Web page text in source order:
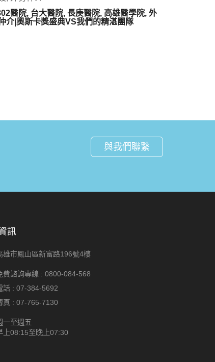
醫院, 台大醫院, 長庚醫院, 高雄醫學院, 外
介|奧斯卡獎盛典VS我們的精湛團隊
與我們聯繫
訊
雄市鳳山區新富路196號4樓
費諮詢專線 : 0800-084-568
話 : 07-384-5692
真 : 07-765-7130
一至週五
上08:15至晚上07:30